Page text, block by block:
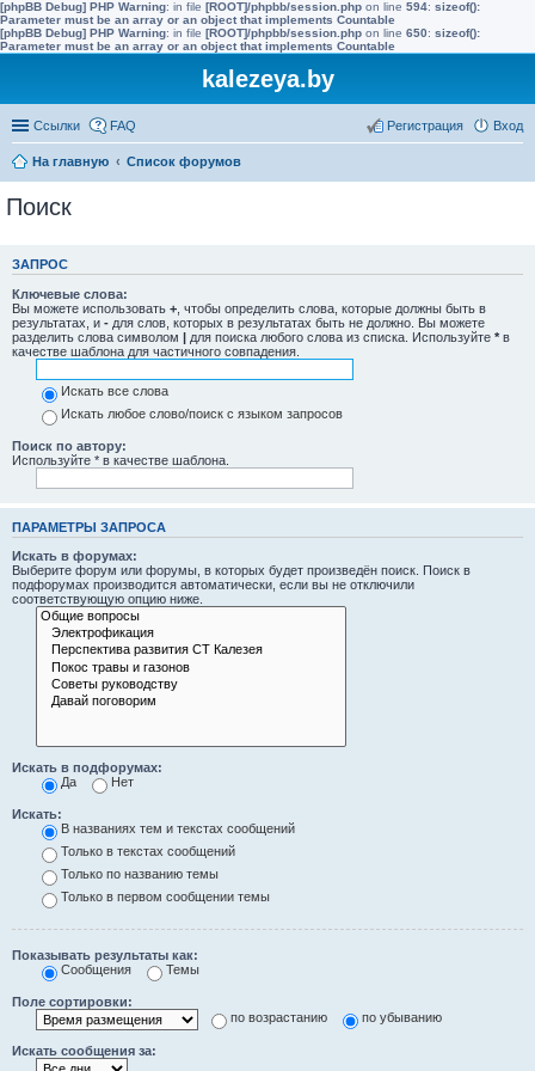
[phpBB Debug] PHP Warning: in file [ROOT]/phpbb/session.php on line 594: sizeof():
Parameter must be an array or an object that implements Countable
[phpBB Debug] PHP Warning: in file [ROOT]/phpbb/session.php on line 650: sizeof():
Parameter must be an array or an object that implements Countable
kalezeya.by
Ссылки FAQ Вход
Регистрация
На главную Список форумов
Поиск
ЗАПРОС
Ключевые слова:
Вы можете использовать + , чтобы определить слова, которые должны быть в
результатах, и - для слов, которых в результатах быть не должно. Вы можете
разделить слова символом | для поиска любого слова из списка. Используйте * в
качестве шаблона для частичного совпадения.
Искать все слова
Искать любое слово/поиск с языком запросов
Поиск по автору:
Используйте * в качестве шаблона.
ПАРАМЕТРЫ ЗАПРОСА
Искать в форумах:
Выберите форум или форумы, в которых будет произведён поиск. Поиск в
подфорумах производится автоматически, если вы не отключили
соответствующую опцию ниже.
Искать в подфорумах:
Да
Нет
Искать:
В названиях тем и текстах сообщений
Только в текстах сообщений
Только по названию темы
Только в первом сообщении темы
Показывать результаты как:
Сообщения
Темы
Поле сортировки:
по возрастанию
по убыванию
Искать сообщения за: